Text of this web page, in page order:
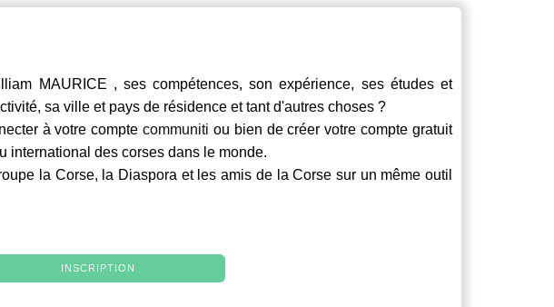
MAURICE , ses compétences, son expérience, ses études et
sa ville et pays de résidence et tant d'autres choses ?
à votre comptecommuniti ou bien de créer votre compte gratuit
international des corses dans le monde.
la Corse, la Diaspora et les amis de la Corse sur un même outil
INSCRIPTION